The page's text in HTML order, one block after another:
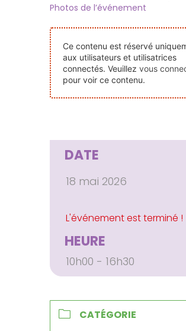
Nos Événements
Nous Contacter
Devenir Bénévole
Photos de l’événement
Ce contenu est réservé
aux utilisateurs et utilisatrices
connectés. Veuillez vous
pour voir ce contenu.
DATE
18 mai 2026
HEURE
10h00 - 16h30
CATÉGORIE